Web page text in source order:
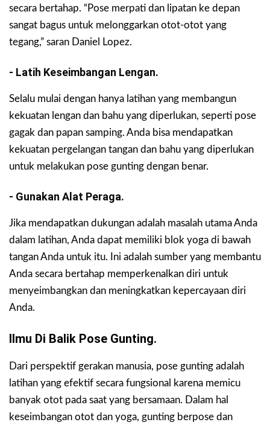
secara bertahap. “Pose merpati dan lipatan ke depan
sangat bagus untuk melonggarkan otot-otot yang
tegang,” saran Daniel Lopez.
- Latih Keseimbangan Lengan.
Selalu mulai dengan hanya latihan yang membangun
kekuatan lengan dan bahu yang diperlukan, seperti pose
gagak dan papan samping. Anda bisa mendapatkan
kekuatan pergelangan tangan dan bahu yang diperlukan
untuk melakukan pose gunting dengan benar.
- Gunakan Alat Peraga.
Jika mendapatkan dukungan adalah masalah utama Anda
dalam latihan, Anda dapat memiliki blok yoga di bawah
tangan Anda untuk itu. Ini adalah sumber yang membantu
Anda secara bertahap memperkenalkan diri untuk
menyeimbangkan dan meningkatkan kepercayaan diri
Anda.
Ilmu Di Balik Pose Gunting.
Dari perspektif gerakan manusia, pose gunting adalah
latihan yang efektif secara fungsional karena memicu
banyak otot pada saat yang bersamaan. Dalam hal
keseimbangan otot dan yoga, gunting berpose dan